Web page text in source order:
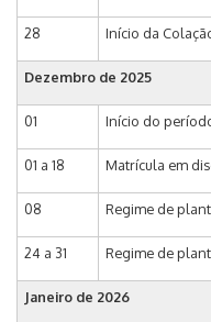
28 Início da
Dezembro de 2025
01 Início do
01 a 18 Matrícula em
08 Regime de
24 a 31 Regime de
Janeiro de 2026